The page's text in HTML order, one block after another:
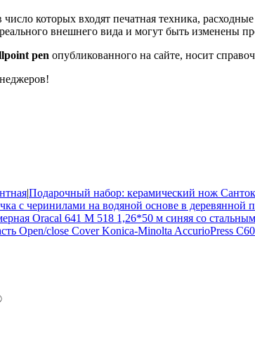
которых входят печатная техника,
внешнего вида и могут быть изменены
pen опубликованного на сайте, носит
|Подарочный набор: керамический нож
с черинилами на водяной основе в
Oracal 641 M 518 1,26*50 м синяя со
Open/close Cover Konica-Minolta AccurioPress